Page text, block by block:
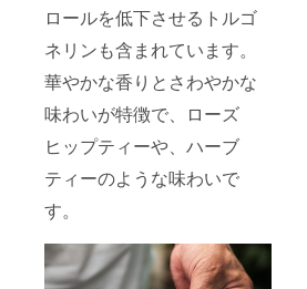
ロールを低下させるトルゴ
ネリンも含まれています。
華やかな香りとさわやかな
味わいが特徴で、ローズ
ヒップティーや、ハーブ
ティーのような味わいで
す。